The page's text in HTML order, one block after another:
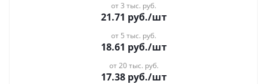
от 3 тыс. руб.
21.71 руб./шт
от 5 тыс. руб.
18.61 руб./шт
от 20 тыс. руб.
17.38руб./шт